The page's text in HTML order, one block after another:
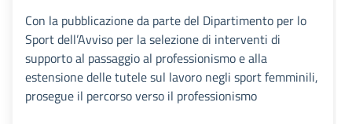
Con la pubblicazione da parte del Dipartimento per lo
Sport dell’Avviso per la selezione di interventi di
supporto al passaggio al professionismo e alla
estensione delle tutele sul lavoro negli sport femminili,
prosegue il percorso verso il professionismo